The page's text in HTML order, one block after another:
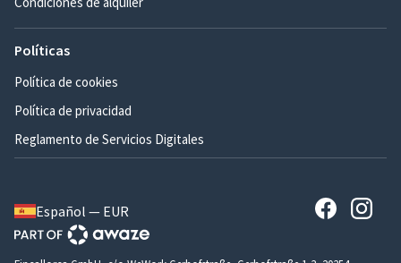
Políticas
Política de cookies
Política de privacidad
Reglamento de Servicios Digitales
Español — EUR